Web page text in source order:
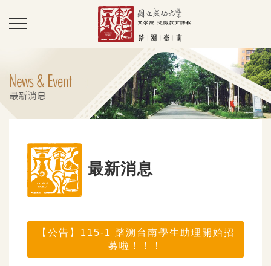
最新消息
【公告】115-1 踏溯台南學生助理開始招
募啦！！！